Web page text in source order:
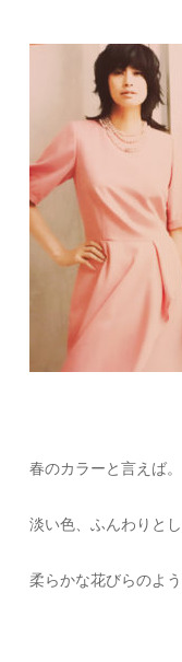
春のカラーと言えば。
淡い色、ふんわりと
柔らかな花びらのよ